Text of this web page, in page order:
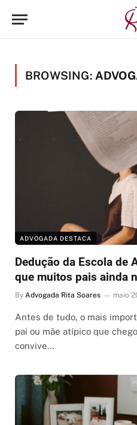
BROWSING:
ADVOGADA DESTACA
Dedução da Escola de
que muitos pais ainda
By Advogada Rita Soares maio
Antes de tudo, o mais
pai ou mãe atípico que
convive…